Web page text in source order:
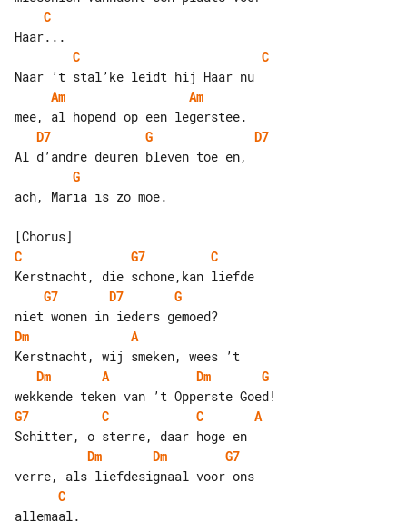
C
C
C
Am
Am
D7
G
D7
G
ach, Maria is zo moe.
C
G7
C
G7
D7
G
Dm
A
Dm
A Dm
G
G7
C C
A
Dm
Dm
G7
C